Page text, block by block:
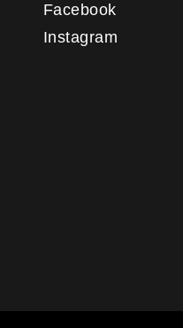
Facebook
Instagram